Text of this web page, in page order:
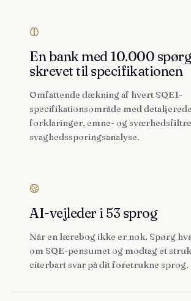
En bank med 10.000
skrevet til specifikationen
Omfattende dækning af hvert SQE1-
specifikationsområde med detaljerede
forklaringer, emne- og
svaghedssporingsanalyse.
AI-vejleder i 53 sprog
Når en lærebog ikke er nok. Spørg
om SQE-pensumet og modtag et
citerbart svar på dit foretrukne sprog.